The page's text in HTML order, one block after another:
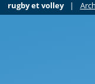
rugby et volley
|